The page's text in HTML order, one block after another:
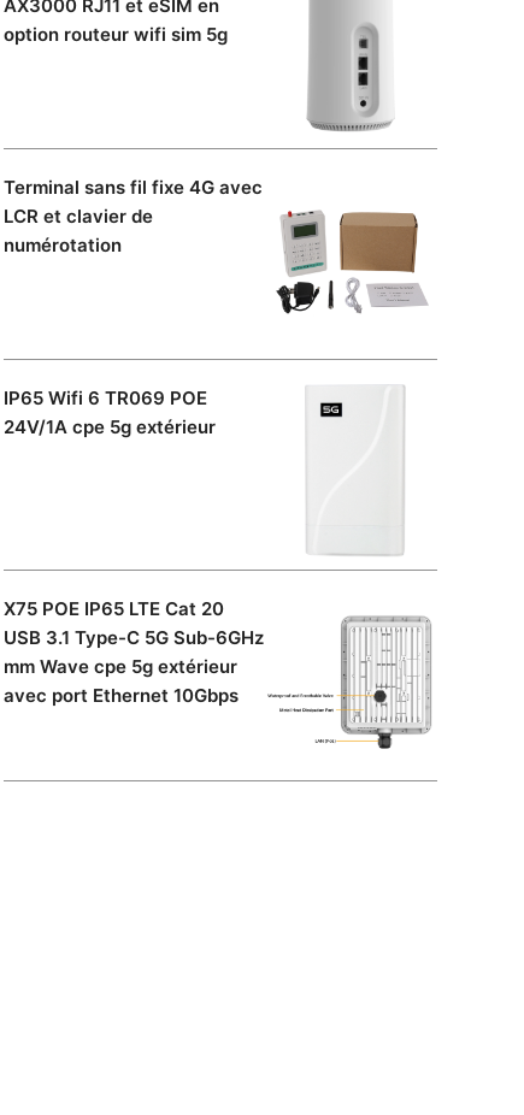
AX3000 RJ11 et eSIM en
option routeur wifi sim 5g
Terminal sans fil fixe 4G avec
LCR et clavier de
numérotation
IP65 Wifi 6 TR069 POE
24V/1A cpe 5g extérieur
X75 POE IP65 LTE Cat 20
USB 3.1 Type-C 5G Sub-6GHz
mm Wave cpe 5g extérieur
avec port Ethernet 10Gbps